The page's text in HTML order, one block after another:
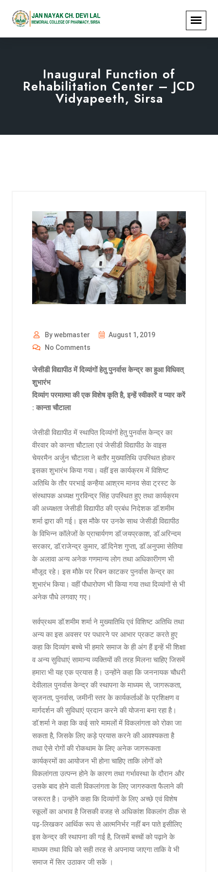
Inaugural Function of
Rehabilitation Center – JCD
Vidyapeeth, Sirsa
By webmaster
August 1, 2019
No Comments
जेसीडी विद्यापीठ में दिव्यांगों हेतु पुनर्वास केन्द्र का हुआ विधिवत्
शुभारंभ
दिव्यांग परमात्मा की एक विशेष कृति है, इन्हें स्वीकारें व प्यार करें
: कान्ता चौटाला
जेसीडी विद्यापीठ में स्थापित दिव्यांगों हेतु पुनर्वास केन्द्र का
वीरवार को कान्ता चौटाला एवं जेसीडी विद्यापीठ के वाइस
चेयरमैन अर्जुन चौटाला ने बतौर मुख्यातिथि उपस्थित होकर
इसका शुभारंभ किया गया। वहीं इस कार्यक्रम में विशिष्ट
अतिथि के तौर परभाई कन्हैया आश्रम मानव सेवा ट्रस्ट के
संस्थापक अध्यक्ष गुरविन्द्र सिंह उपस्थित हुए तथा कार्यक्रम
की अध्यक्षता जेसीडी विद्यापीठ की प्रबंध निदेशक डॉ.शमीम
शर्मा द्वारा की गई। इस मौके पर उनके साथ जेसीडी विद्यापीठ
के विभिन्न कॉलेजों के प्राचार्यगण डॉ.जयप्रकाश, डॉ.अरिन्दम
सरकार, डॉ.राजेन्द्र कुमार, डॉ.दिनेश गुप्ता, डॉ.अनुपमा सेतिया
के अलावा अन्य अनेक गणमान्य लोग तथा अधिकारीगण भी
मौजूद रहे। इस मौके पर रिबन काटकर पुनर्वास केन्द्र का
शुभारंभ किया। वहीं पौधारोपण भी किया गया तथा दिव्यांगों से भी
अनेक पौधे लगवाए गए।
सर्वप्रथम डॉ.शमीम शर्मा ने मुख्यातिथि एवं विशिष्ट अतिथि तथा
अन्य का इस अवसर पर पधारने पर आभार प्रकट करते हुए
कहा कि दिव्यांग बच्चे भी हमारे समाज के ही अंग हैं इन्हें भी शिक्षा
व अन्य सुविधाएं सामान्य व्यक्तियों की तरह मिलना चाहिए जिसमें
हमारा भी यह एक प्रयास है। उन्होंने कहा कि जननायक चौधरी
देवीलाल पुनर्वास केन्द्र की स्थापना के माध्यम से, जागरूकता,
सृजनता, पुनर्वास, जमीनी स्तर के कार्यकर्ताओं के प्रशिक्षण व
मार्गदर्शन की सुविधाएं प्रदान करने की योजना बना रहा है।
डॉ.शर्मा ने कहा कि कई सारे मामलों में विकलांगता को रोका जा
सकता है, जिसके लिए कड़े प्रयास करने की आवश्यकता है
तथा ऐसे रोगों की रोकथाम के लिए अनेक जागरूकता
कार्यक्रमों का आयोजन भी होना चाहिए ताकि लोगों को
विकलांगता उत्पन्न होने के कारण तथा गर्भावस्था के दौरान और
उसके बाद होने वाली विकलांगता के लिए जागरुकता फैलाने की
जरूरत है। उन्होंने कहा कि दिव्यांगों के लिए अच्छे एवं विशेष
स्कूलों का अभाव है जिसकी वजह से अधिकांश विकलांग ठीक से
पढ़-लिखकर आर्थिक रूप से आत्मनिर्भर नहीं बन पाते इसीलिए
इस केन्द्र की स्थापना की गई है, जिसमें बच्चों को पढ़ाने के
माध्यम तथा विधि को सही तरह से अपनाया जाएगा ताकि वे भी
समाज में सिर उठाकर जी सकें ।